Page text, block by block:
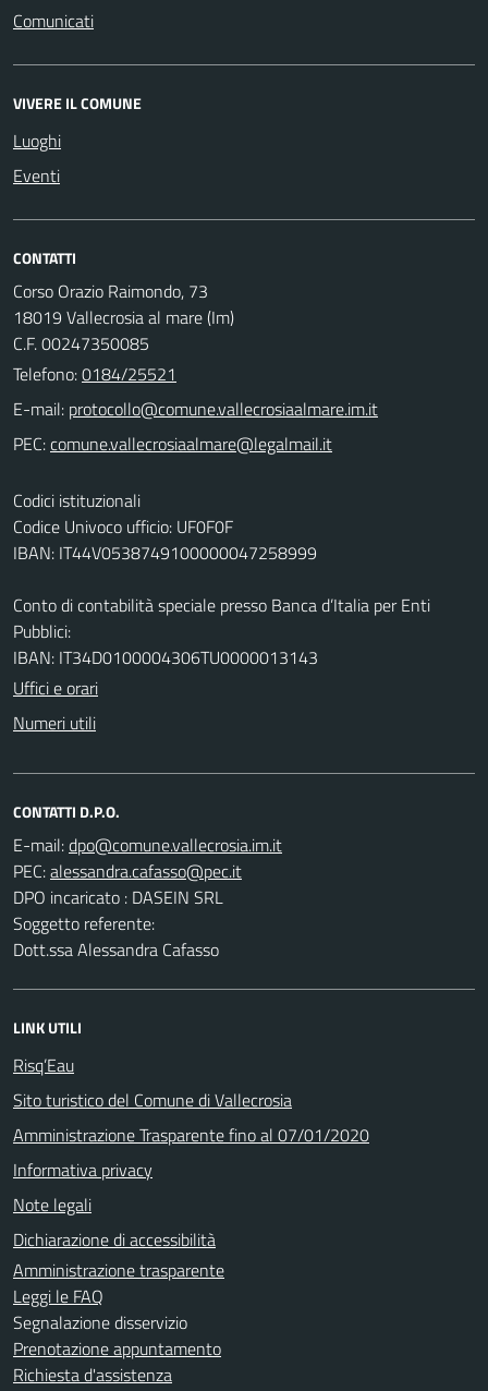
Comunicati
VIVERE IL COMUNE
Luoghi
Eventi
CONTATTI
Corso Orazio Raimondo, 73
18019 Vallecrosia al mare (Im)
C.F. 00247350085
Telefono:0184/25521
E-mail:
PEC:
Codici istituzionali
Codice Univoco ufficio: UF0F0F
IBAN: IT44V0538749100000047258999
Conto di contabilità speciale presso Banca d’Italia per Enti
Pubblici:
IBAN: IT34D0100004306TU0000013143
Uffici e orari
Numeri utili
CONTATTI D.P.O.
E-mail:
PEC:
DPO incaricato : DASEIN SRL
Soggetto referente:
Dott.ssa Alessandra Cafasso
LINK UTILI
Risq’Eau
Sito turistico del Comune di Vallecrosia
Amministrazione Trasparente fino al 07/01/2020
Informativa privacy
Note legali
Dichiarazione di accessibilità
Amministrazione trasparente
Leggi le FAQ
Segnalazione disservizio
Prenotazione appuntamento
Richiesta d'assistenza